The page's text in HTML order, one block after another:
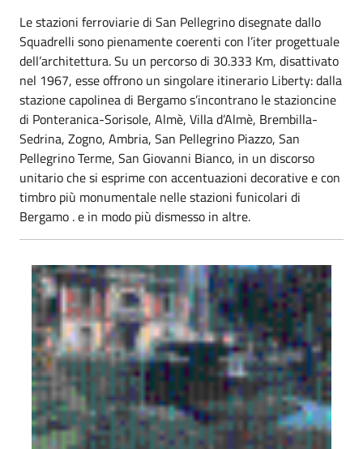
Le stazioni ferroviarie di San Pellegrino disegnate dallo
Squadrelli sono pienamente coerenti con l’iter progettuale
dell’architettura. Su un percorso di 30.333 Km, disattivato
nel 1967, esse offrono un singolare itinerario Liberty: dalla
stazione capolinea di Bergamo s’incontrano le stazioncine
di Ponteranica-Sorisole, Almè, Villa d’Almè, Brembilla-
Sedrina, Zogno, Ambria, San Pellegrino Piazzo, San
Pellegrino Terme, San Giovanni Bianco, in un discorso
unitario che si esprime con accentuazioni decorative e con
timbro più monumentale nelle stazioni funicolari di
Bergamo . e in modo più dismesso in altre.
La ferrovia